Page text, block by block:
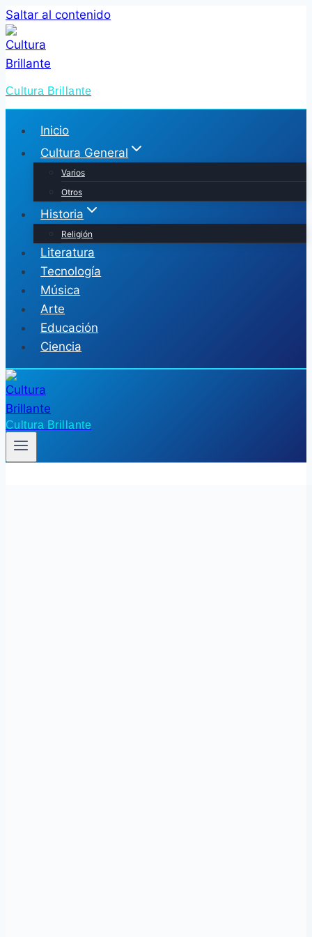
Saltar al contenido
Cultura Brillante
Inicio
Cultura General
Varios
Otros
Historia
Religión
Literatura
Tecnología
Música
Arte
Educación
Ciencia
Cultura Brillante